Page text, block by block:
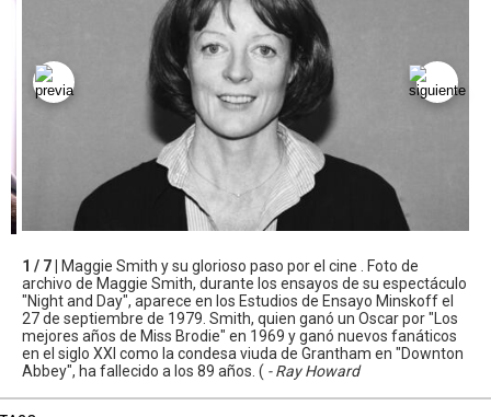
1 / 7 |
Maggie Smith y su glorioso paso por el cine . Foto de
archivo de Maggie Smith, durante los ensayos de su espectáculo
"Night and Day", aparece en los Estudios de Ensayo Minskoff el
27 de septiembre de 1979. Smith, quien ganó un Oscar por "Los
mejores años de Miss Brodie" en 1969 y ganó nuevos fanáticos
en el siglo XXI como la condesa viuda de Grantham en "Downton
Abbey", ha fallecido a los 89 años. ( - Ray Howard